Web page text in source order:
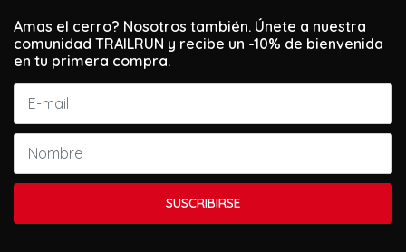
Amas el cerro? Nosotros también. Únete a nuestra
comunidad TRAILRUN y recibe un -10% de bienvenida
en tu primera compra.
SUSCRIBIRSE